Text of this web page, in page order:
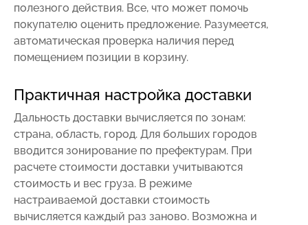
полезного действия. Все, что может помочь
покупателю оценить предложение. Разумеется,
автоматическая проверка наличия перед
помещением позиции в корзину.
Практичная настройка доставки
Дальность доставки вычисляется по зонам:
страна, область, город. Для больших городов
вводится зонирование по префектурам. При
расчете стоимости доставки учитываются
стоимость и вес груза. В режиме
настраиваемой доставки стоимость
вычисляется каждый раз заново. Возможна и